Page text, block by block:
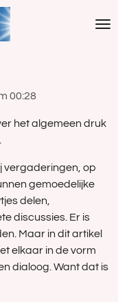
00:28
het algemeen druk
vergaderingen, op
gemoedelijke
delen,
discussies. Er is
Maar in dit artikel
elkaar in de vorm
dialoog. Want dat is